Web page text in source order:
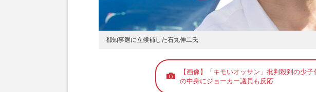
都知事選に立候補した石丸伸二氏
【画像】「キモいオッサン」批判殺到の少子
の中身にジョーカー議員も反応